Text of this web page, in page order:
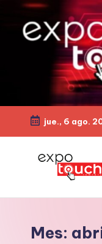
jue., 6 ago.
Mes: